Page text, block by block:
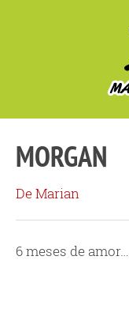
MORGAN
De Marian
6 meses de amor…